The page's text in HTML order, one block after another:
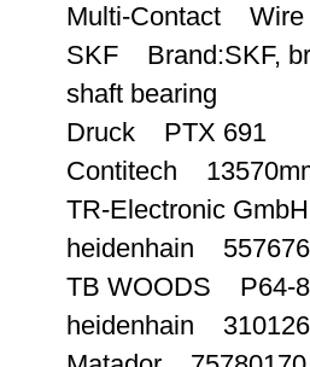
Multi-Contact Wire
SKF Brand:SKF,
shaft bearing
Druck PTX 691
Contitech
TR-Electronic
heidenhain
TB WOODS P64-
heidenhain